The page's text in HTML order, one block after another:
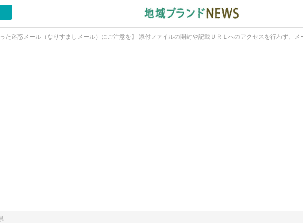
った迷惑メール（なりすましメール）にご注意を】 添付ファイルの開封や記載ＵＲＬへのアクセスを行わず、メ